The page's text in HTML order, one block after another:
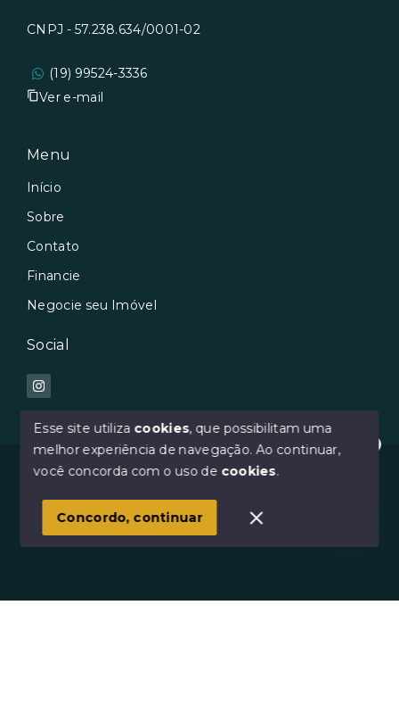
Oi :) Como posso te ajudar?
CNPJ - 57.238.634/0001-02
(19) 99524-3336
Ver e-mail
Menu
Início
Sobre
Contato
Financie
Negocie seu Imóvel
Social
© Copyright 2026 - Avilar Imóveis - Todos os direitos
SITE PARA IMOBILIARIA
Esse site utiliza cookies, que possibilitam uma
melhor experiência de navegação.Ao continuar,
você concorda com o uso de cookies.
Concordo, continuar